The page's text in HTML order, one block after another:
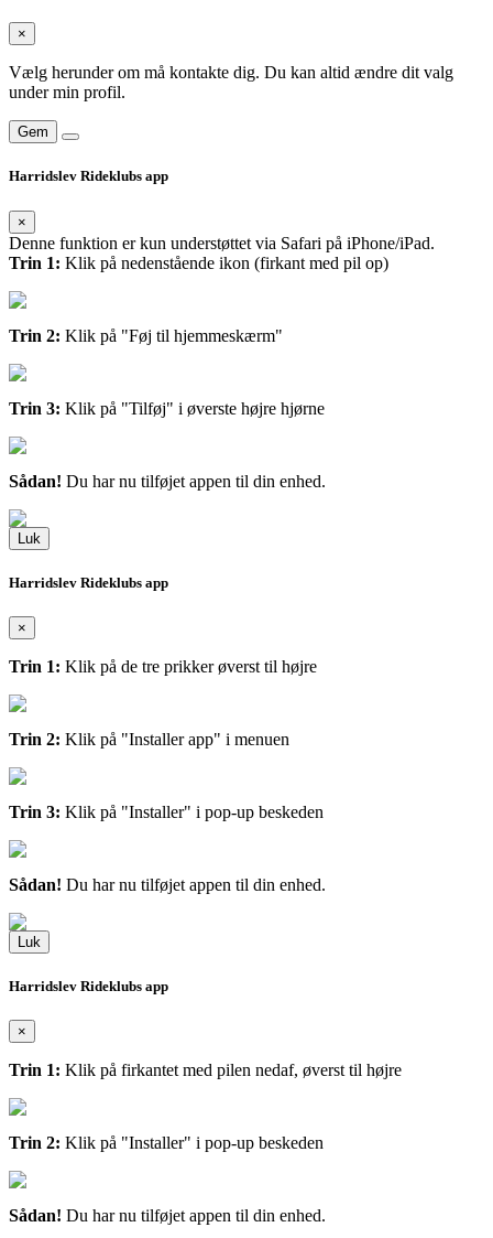
×
Vælg herunder om må kontakte dig. Du kan altid ændre dit valg
under min profil.
Gem
Harridslev Rideklubs app
×
Denne funktion er kun understøttet via Safari på iPhone/iPad.
Trin 1: Klik på nedenstående ikon (firkant med pil op)
Trin 2: Klik på "Føj til hjemmeskærm"
Trin 3: Klik på "Tilføj" i øverste højre hjørne
Sådan! Du har nu tilføjet appen til din enhed.
Luk
Harridslev Rideklubs app
×
Trin 1: Klik på de tre prikker øverst til højre
Trin 2: Klik på "Installer app" i menuen
Trin 3: Klik på "Installer" i pop-up beskeden
Sådan! Du har nu tilføjet appen til din enhed.
Luk
Harridslev Rideklubs app
×
Trin 1: Klik på firkantet med pilen nedaf, øverst til højre
Trin 2: Klik på "Installer" i pop-up beskeden
Sådan! Du har nu tilføjet appen til din enhed.